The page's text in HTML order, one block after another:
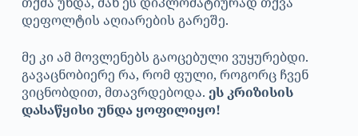
დეფოლტის აღიარების გარეშე.
მე კი ამ მოვლენებს გაოცებული ვუყურებდი.
გავაცნობიერე რა, რომ ფული, როგორც ჩვენ
ვიცნობდით, მთავრდებოდა. ეს კრიზისის
დასაწყისი უნდა ყოფილიყო!